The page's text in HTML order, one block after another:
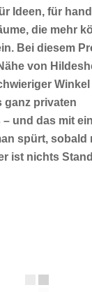
Ideen, für
die mehr
Bei diesem
von
Winkel
ganz privaten
und das mit
spürt, sobald
ist nichts